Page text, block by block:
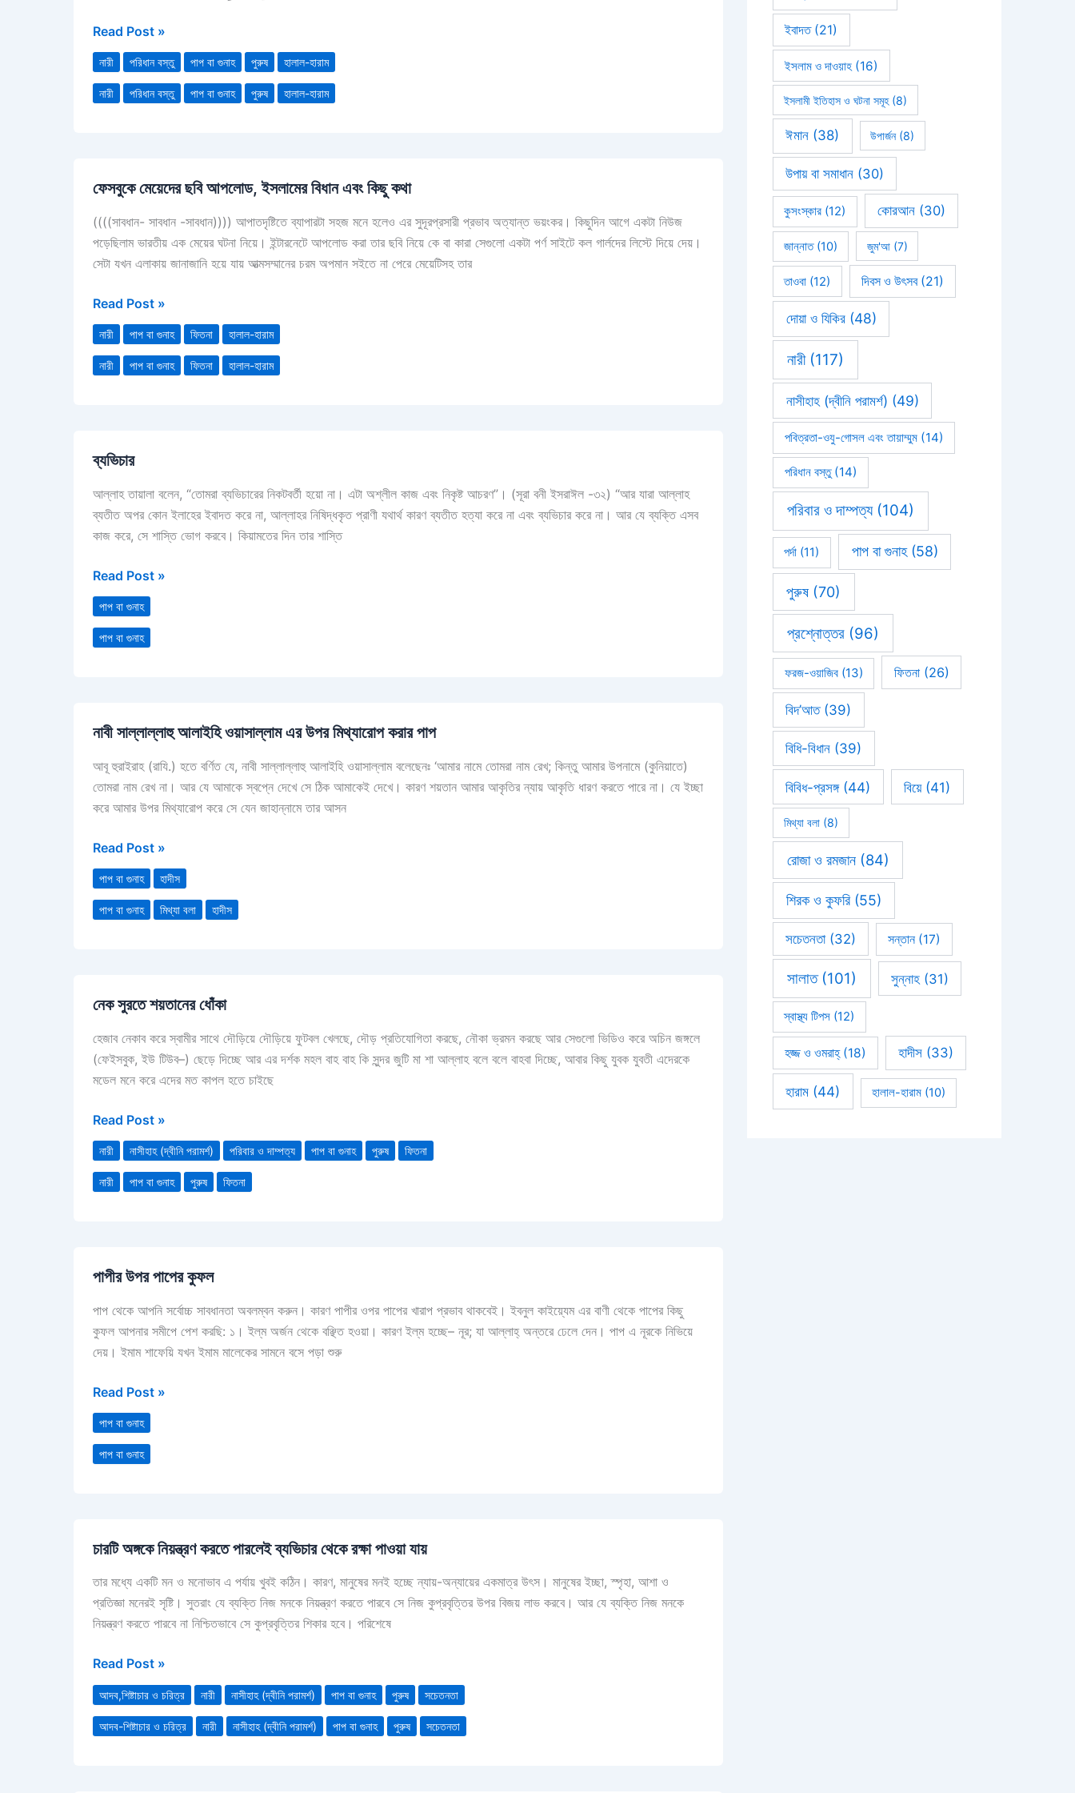
বেশ
ধারণ
প্রসঙ্গে।
Read Post »
নারী পরিধান বস্তু পাপ বা গুনাহ পুরুষ হালাল-হারাম
নারী পরিধান বস্তু পাপ বা গুনাহ পুরুষ হালাল-হারাম
ফেসবুকে মেয়েদের ছবি আপলোড, ইসলামের বিধান এবং কিছু কথা
((((সাবধান- সাবধান -সাবধান)))) আপাতদৃষ্টিতে ব্যাপারটা সহজ মনে হলেও এর সুদূরপ্রসারী প্রভাব অত্যান্ত ভয়ংকর। কিছুদিন আগে একটা নিউজ
পড়েছিলাম ভারতীয় এক মেয়ের ঘটনা নিয়ে। ইন্টারনেটে আপলোড করা তার ছবি নিয়ে কে বা কারা সেগুলো একটা পর্ণ সাইটে কল গার্লদের লিস্টে দিয়ে দেয়।
সেটা যখন এলাকায় জানাজানি হয়ে যায় আত্মসম্মানের চরম অপমান সইতে না পেরে মেয়েটিসহ তার
মেয়েদের
আপলোড,
ইসলামের
বিধান
কিছু
কথা
Read Post »
নারী পাপ বা গুনাহ ফিতনা হালাল-হারাম
নারী পাপ বা গুনাহ ফিতনা হালাল-হারাম
ব্যভিচার
আল্লাহ তায়ালা বলেন, “তোমরা ব্যভিচারের নিকটবর্তী হয়ো না। এটা অশ্লীল কাজ এবং নিকৃষ্ট আচরণ”। (সূরা বনী ইসরাঈল -৩২) “আর যারা আল্লাহ
ব্যতীত অপর কোন ইলাহের ইবাদত করে না, আল্লাহর নিষিদ্ধকৃত প্রাণী যথার্থ কারণ ব্যতীত হত্যা করে না এবং ব্যভিচার করে না। আর যে ব্যক্তি এসব
কাজ করে, সে শাস্তি ভোগ করবে। কিয়ামতের দিন তার শাস্তি
Read Post »
পাপ বা গুনাহ
পাপ বা গুনাহ
নাবী সাল্লাল্লাহু আলাইহি ওয়াসাল্লাম এর উপর মিথ্যারোপ করার পাপ
আবূ হুরাইরাহ (রাযি.) হতে বর্ণিত যে, নাবী সাল্লাল্লাহু আলাইহি ওয়াসাল্লাম বলেছেনঃ ‘আমার নামে তোমরা নাম রেখ; কিন্তু আমার উপনামে (কুনিয়াতে)
তোমরা নাম রেখ না। আর যে আমাকে স্বপ্নে দেখে সে ঠিক আমাকেই দেখে। কারণ শয়তান আমার আকৃতির ন্যায় আকৃতি ধারণ করতে পারে না। যে ইচ্ছা
করে আমার উপর মিথ্যারোপ করে সে যেন জাহান্নামে তার আসন
সাল্লাল্লাহু
ওয়াসাল্লাম
এর
উপর
করার
পাপ
Read Post »
পাপ বা গুনাহ হাদীস
পাপ বা গুনাহ মিথ্যা বলা হাদীস
নেক সুরতে শয়তানের ধোঁকা
হেজাব নেকাব করে স্বামীর সাথে দৌড়িয়ে দৌড়িয়ে ফুটবল খেলছে, দৌড় প্রতিযোগিতা করছে, নৌকা ভ্রমন করছে আর সেগুলো ভিডিও করে অচিন জঙ্গলে
(ফেইসবুক, ইউ টিউব–) ছেড়ে দিচ্ছে আর এর দর্শক মহল বাহ বাহ কি সুন্দর জুটি মা শা আল্লাহ বলে বলে বাহবা দিচ্ছে, আবার কিছু যুবক যুবতী এদেরকে
মডেল মনে করে এদের মত কাপল হতে চাইছে
সুরতে
ধোঁকা
Read Post »
নারী নাসীহাহ (দ্বীনি পরামর্শ) পরিবার ও দাম্পত্য পাপ বা গুনাহ পুরুষ ফিতনা
নারী পাপ বা গুনাহ পুরুষ ফিতনা
পাপীর উপর পাপের কুফল
পাপ থেকে আপনি সর্বোচ্চ সাবধানতা অবলম্বন করুন। কারণ পাপীর ওপর পাপের খারাপ প্রভাব থাকবেই। ইবনুল কাইয়্যেম এর বাণী থেকে পাপের কিছু
কুফল আপনার সমীপে পেশ করছি: ১। ইল্‌ম অর্জন থেকে বঞ্ছিত হওয়া। কারণ ইল্‌ম হচ্ছে– নূর; যা আল্লাহ্‌ অন্তরে ঢেলে দেন। পাপ এ নূরকে নিভিয়ে
দেয়। ইমাম শাফেয়ি যখন ইমাম মালেকের সামনে বসে পড়া শুরু
উপর
কুফল
Read Post »
পাপ বা গুনাহ
পাপ বা গুনাহ
চারটি অঙ্গকে নিয়ন্ত্রণ করতে পারলেই ব্যভিচার থেকে রক্ষা পাওয়া যায়
তার মধ্যে একটি মন ও মনোভাব এ পর্যায় খুবই কঠিন। কারণ, মানুষের মনই হচ্ছে ন্যায়-অন্যায়ের একমাত্র উৎস। মানুষের ইচ্ছা, স্পৃহা, আশা ও
প্রতিজ্ঞা মনেরই সৃষ্টি। সুতরাং যে ব্যক্তি নিজ মনকে নিয়ন্ত্রণ করতে পারবে সে নিজ কুপ্রবৃত্তির উপর বিজয় লাভ করবে। আর যে ব্যক্তি নিজ মনকে
নিয়ন্ত্রণ করতে পারবে না নিশ্চিতভাবে সে কুপ্রবৃত্তির শিকার হবে। পরিশেষে
অঙ্গকে
করতে
পারলেই
ব্যভিচার
রক্ষা
পাওয়া
যায়
Read Post »
আদব,শিষ্টাচার ও চরিত্র নারী নাসীহাহ (দ্বীনি পরামর্শ) পাপ বা গুনাহ পুরুষ সচেতনতা
আদব-শিষ্টাচার ও চরিত্র নারী নাসীহাহ (দ্বীনি পরামর্শ) পাপ বা গুনাহ পুরুষ সচেতনতা
ইবাদত(21)
ইসলাম ও দাওয়াহ(16)
ইসলামী ইতিহাস ও ঘটনা সমূহ(8)
ঈমান (38) উপার্জন(8)
উপায় বা সমাধান(30)
কুসংস্কার (12) কোরআন(30)
জান্নাত(10) জুম'আ(7)
তাওবা (12) দিবস ও উৎসব(21)
দোয়া ও যিকির(48)
নারী(117)
নাসীহাহ (দ্বীনি পরামর্শ) (49)
পবিত্রতা-ওযু-গোসল এবং তায়াম্মুম(14)
পরিধান বস্তু(14)
পরিবার ও দাম্পত্য(104)
পর্দা (11) পাপ বা গুনাহ(58)
পুরুষ (70)
প্রশ্নোত্তর(96)
ফরজ-ওয়াজিব(13) ফিতনা(26)
বিদ’আত(39)
বিধি-বিধান (39)
বিবিধ-প্রসঙ্গ(44) বিয়ে(41)
মিথ্যা বলা(8)
রোজা ও রমজান(84)
শিরক ও কুফরি(55)
সচেতনতা(32) সন্তান(17)
সালাত(101) সুন্নাহ(31)
স্বাস্থ্য টিপস (12)
হজ্জ ও ওমরাহ্‌(18) হাদীস (33)
হারাম (44) হালাল-হারাম (10)